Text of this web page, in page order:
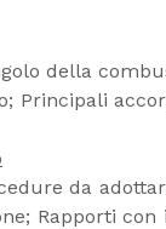
della
Principali
da
Rapporti con